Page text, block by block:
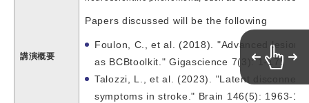
講演概要
Papers discussed will be the following
Foulon, C., et al. (2018). "Advanced lesion
as BCBtoolkit." Gigascience 7(3): 1-17.
Talozzi, L., et al. (2023). "Latent
symptoms in stroke." Brain 146(5): 1963-